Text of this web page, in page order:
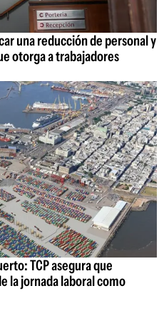
una reducción de personal y
otorga a trabajadores
TCP asegura que
la jornada laboral como